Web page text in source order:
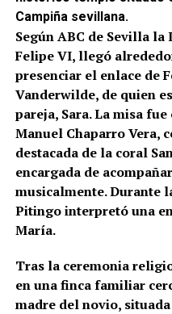
Campiña sevillana.
Según ABC de Sevilla
Felipe VI, llegó
presenciar el enlace de
Vanderwilde, de quien
pareja, Sara. La misa
Manuel Chaparro Vera,
destacada de la coral
encargada de
musicalmente. Durante
Pitingo interpretó una
María.
Tras la ceremonia
en una finca familiar
madre del novio,